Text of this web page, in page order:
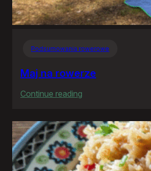
Podsumowania rowerowe
Maj na rowerze
Continue reading
na
rowerze